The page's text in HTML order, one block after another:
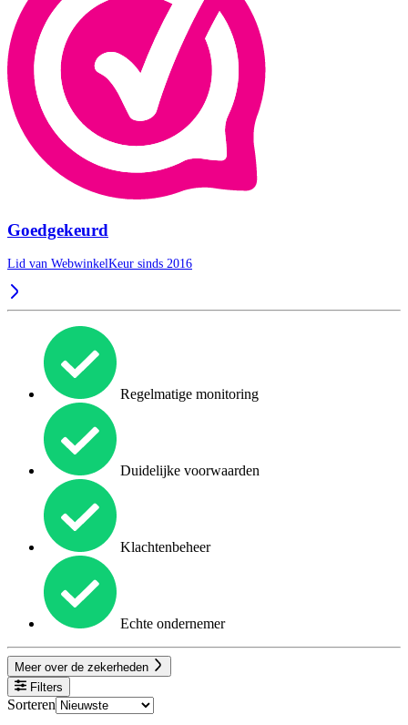
Goedgekeurd
Lid van WebwinkelKeur sinds 2016
Regelmatige monitoring
Duidelijke voorwaarden
Klachtenbeheer
Echte ondernemer
Meer over de zekerheden
Filters
Sorteren